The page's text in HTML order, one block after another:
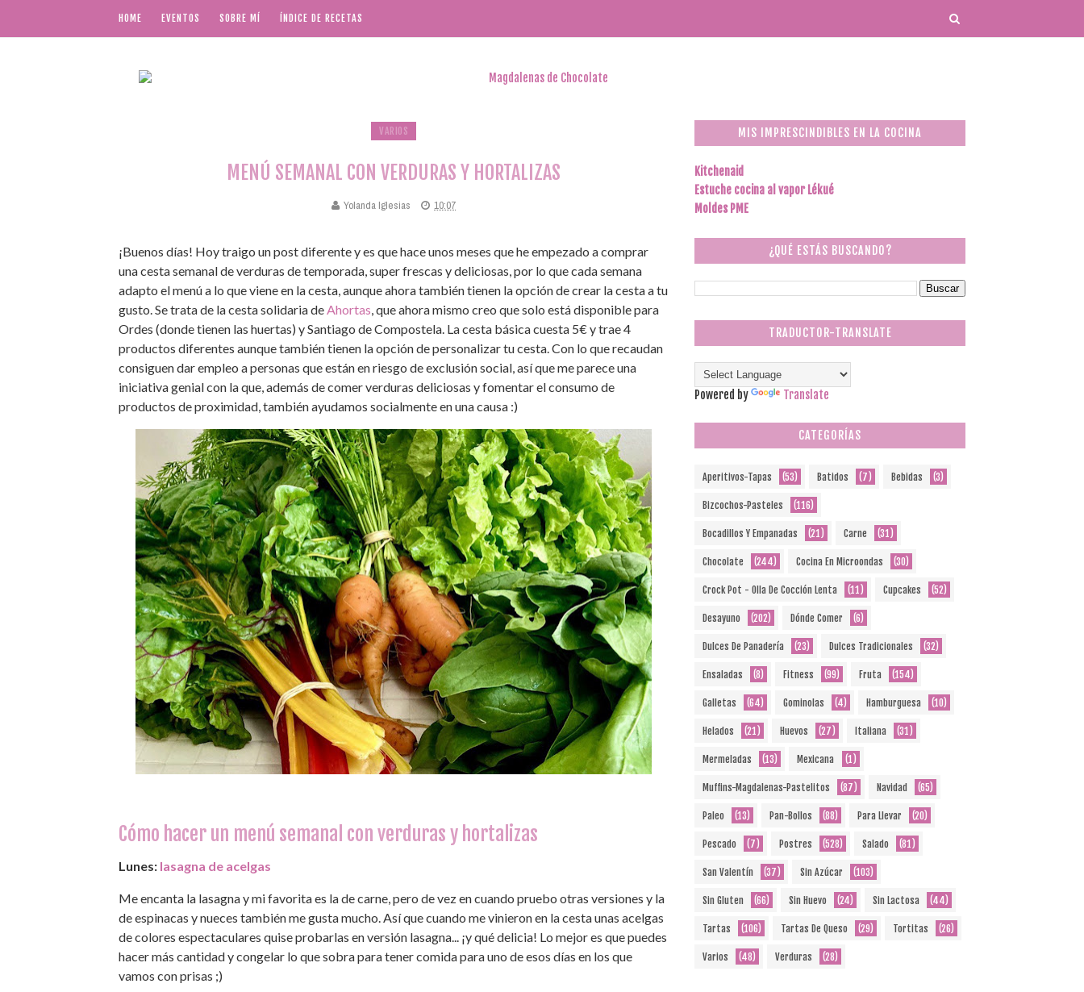
HOME EVENTOS SOBRE MÍ ÍNDICE DE RECETAS
VARIOS
MENÚ SEMANAL CON VERDURAS Y HORTALIZAS
Yolanda Iglesias 10:07
¡Buenos días! Hoy traigo un post diferente y es que hace unos meses que he empezado a comprar
una cesta semanal de verduras de temporada, super frescas y deliciosas, por lo que cada semana
adapto el menú a lo que viene en la cesta, aunque ahora también tienen la opción de crear la cesta a tu
gusto. Se trata de la cesta solidaria deAhortas, que ahora mismo creo que solo está disponible para
Ordes (donde tienen las huertas) y Santiago de Compostela. La cesta básica cuesta 5€ y trae 4
productos diferentes aunque también tienen la opción de personalizar tu cesta. Con lo que recaudan
consiguen dar empleo a personas que están en riesgo de exclusión social, así que me parece una
iniciativa genial con la que, además de comer verduras deliciosas y fomentar el consumo de
productos de proximidad, también ayudamos socialmente en una causa :)
Cómo hacer un menú semanal con verduras y hortalizas
Lunes: lasagna de acelgas
Me encanta la lasagna y mi favorita es la de carne, pero de vez en cuando pruebo otras versiones y la
de espinacas y nueces también me gusta mucho. Así que cuando me vinieron en la cesta unas acelgas
de colores espectaculares quise probarlas en versión lasagna... ¡y qué delicia! Lo mejor es que puedes
hacer más cantidad y congelar lo que sobra para tener comida para uno de esos días en los que
vamos con prisas ;)
MIS IMPRESCINDIBLES EN LA COCINA
Kitchenaid
Estuche cocina al vapor Lékué
Moldes PME
¿QUÉ ESTÁS BUSCANDO?
TRADUCTOR-TRANSLATE
Powered by Translate
CATEGORÍAS
Aperitivos-Tapas (53) Batidos (7) Bebidas (3)
Bizcochos-Pasteles (116)
Bocadillos Y Empanadas (21) Carne (31)
Chocolate (244) Cocina En Microondas (30)
Crock Pot - Olla De Cocción Lenta (11) Cupcakes (52)
Desayuno (202) Dónde Comer (6)
Dulces De Panadería (23) Dulces Tradicionales (32)
Ensaladas (8) Fitness (99) Fruta (154)
Galletas (64) Gominolas (4) Hamburguesa (10)
Helados (21) Huevos (27) Italiana (31)
Mermeladas (13) Mexicana (1)
Muffins-Magdalenas-Pastelitos (87) Navidad (65)
Paleo (13) Pan-Bollos (88) Para Llevar (20)
Pescado (7) Postres (528) Salado (81)
San Valentín (37) Sin Azúcar (103)
Sin Gluten (66) Sin Huevo (24) Sin Lactosa (44)
Tartas (106) Tartas De Queso (29) Tortitas (26)
Varios (48) Verduras (28)